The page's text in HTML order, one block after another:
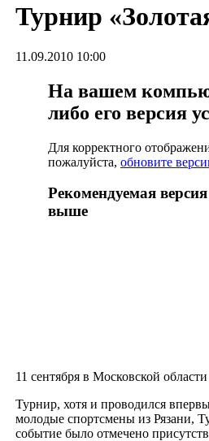
Турнир
11.09.2010 10:00
На вашем
либо его версия
Для корректного
пожалуйста, обновите
Рекомендуемая
выше
11 сентября в Московской
Турнир, хотя и проводился
молодые спортсмены из Рязани,
событие было отмечено